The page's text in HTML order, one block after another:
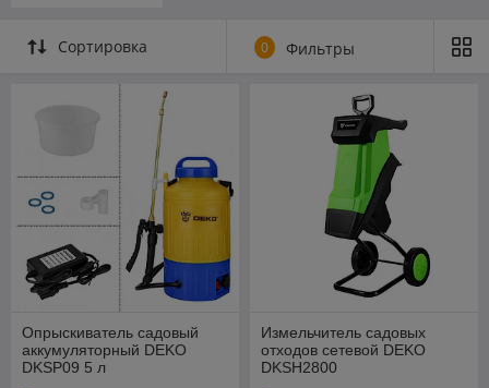
Сортировка 0 Фильтры
Опрыскиватель садовый
аккумуляторный DEKO
DKSP09 5 л
Измельчитель садовых
отходов сетевой DEKO
DKSH2800